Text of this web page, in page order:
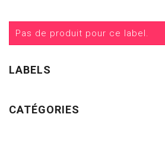
Pas de produit pour ce label.
LABELS
CATÉGORIES